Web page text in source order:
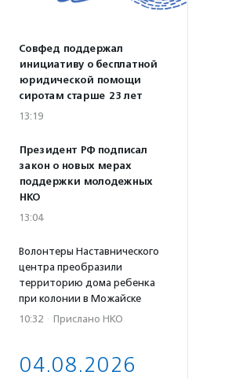
Совфед поддержал
инициативу о бесплатной
юридической помощи
сиротам старше 23 лет
13:19
Президент РФ подписал
закон о новых мерах
поддержки молодежных
НКО
13:04
Волонтеры Наставнического
центра преобразили
территорию дома ребенка
при колонии в Можайске
10:32 · Прислано НКО
04.08.2026